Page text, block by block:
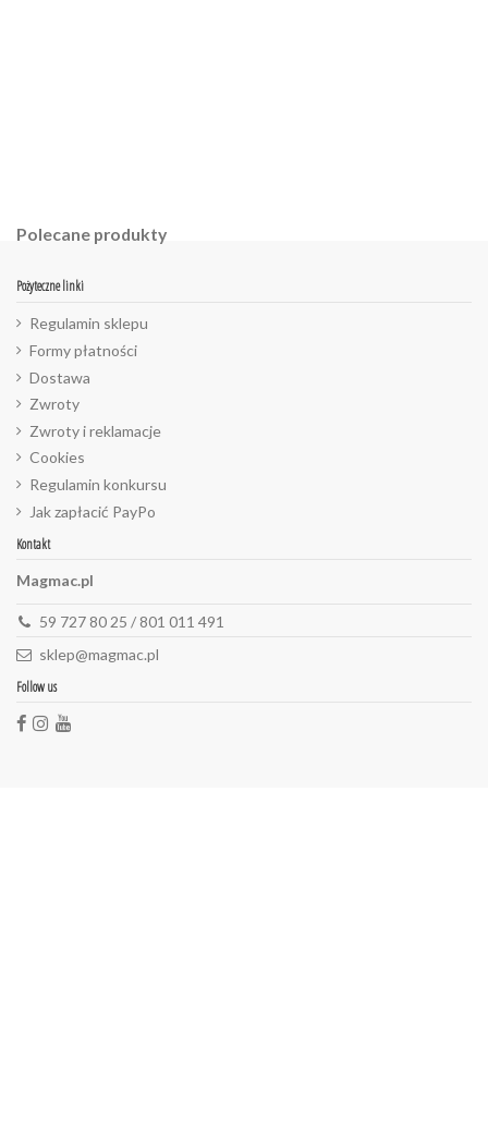
Polecane produkty
Pożyteczne linki
Regulamin sklepu
Formy płatności
Dostawa
Zwroty
Zwroty i reklamacje
Cookies
Regulamin konkursu
Jak zapłacić PayPo
Kontakt
Magmac.pl
59 727 80 25 / 801 011 491
sklep@magmac.pl
Follow us